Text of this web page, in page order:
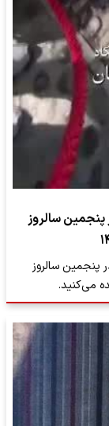
پنجمین سالروز
پنجمین سالروز